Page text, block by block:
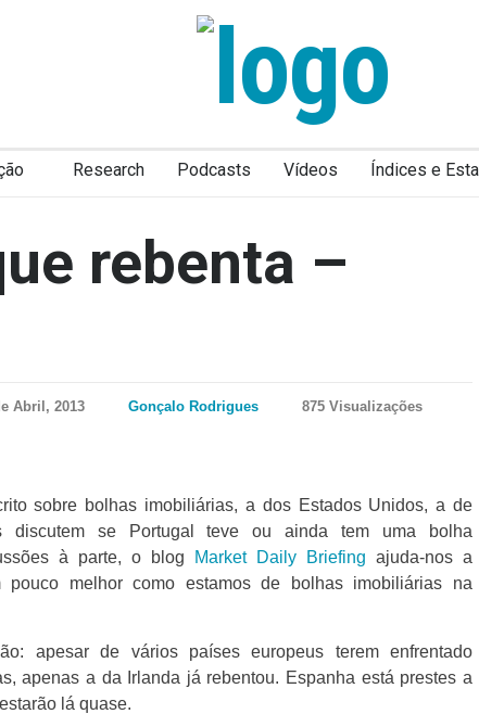
Research Podcasts Vídeos Índices e
rebenta –
Abril, 2013 Gonçalo Rodrigues
875 Visualizações
sobre bolhas imobiliárias, a dos Estados Unidos, a de
discutem se Portugal teve ou ainda tem uma bolha
à parte, o blog
Market Daily Briefing ajuda-nos a
pouco melhor como estamos de bolhas imobiliárias na
apesar de vários países europeus terem enfrentado
apenas a da Irlanda já rebentou. Espanha está prestes a
lá quase.